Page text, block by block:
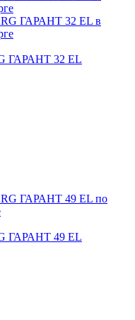
ГАРАНТ 32 EL
ГАРАНТ 49 EL